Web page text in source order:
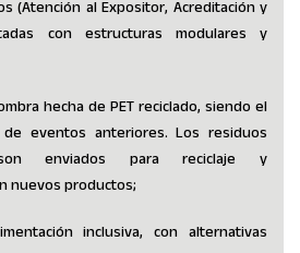
(Atención al Expositor, Acreditación y
con estructuras modulares y
hecha de PET reciclado, siendo el
eventos anteriores. Los residuos
enviados para reciclaje y
nuevos productos;
inclusiva, con alternativas